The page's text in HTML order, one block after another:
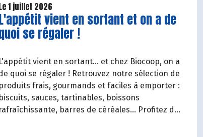
1 juillet 2026
la suite de l'article
vient en sortant et on a de
se régaler !
L'appétit vient en sortant... et chez Biocoop, on a
quoi se régaler ! Retrouvez notre sélection de
produits frais, gourmands et faciles à emporter :
biscuits, sauces, tartinables, boissons
rafraîchissante, barres de céréales... Profitez de